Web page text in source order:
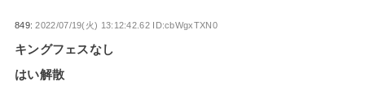
849:2022/07/19(火) 13:12:42.62 ID:cbWgxTXN0
キングフェスなし
はい解散